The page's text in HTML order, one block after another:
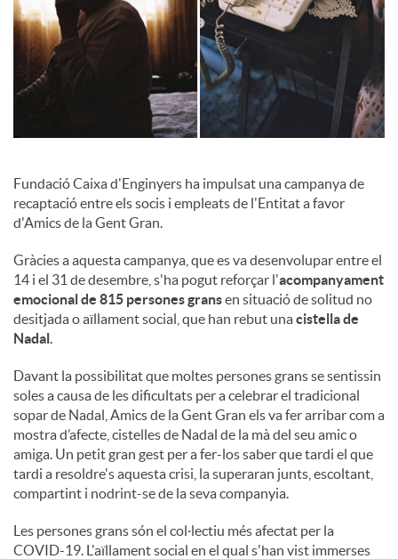
l
s
Fundació Caixa d'Enginyers ha impulsat una campanya de
recaptació entre els socis i empleats de l'Entitat a favor
d'Amics de la Gent Gran.
Gràcies a aquesta campanya, que es va desenvolupar entre el
14 i el 31 de desembre, s'ha pogut reforçar l'acompanyament
emocional de 815 persones gransen situació de solitud no
desitjada o aïllament social, que han rebut unacistella de
Nadal.
Davant la possibilitat que moltes persones grans se sentissin
soles a causa de les dificultats per a celebrar el tradicional
sopar de Nadal, Amics de la Gent Gran els va fer arribar com a
mostra d’afecte, cistelles de Nadal de la mà del seu amic o
amiga. Un petit gran gest per a fer-los saber que tardi el que
tardi a resoldre's aquesta crisi, la superaran junts, escoltant,
compartint i nodrint-se de la seva companyia.
Les persones grans són el col·lectiu més afectat per la
COVID-19. L'aïllament social en el qual s'han vist immerses